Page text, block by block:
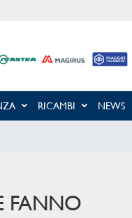
RICAMBI NEWS
FANNO